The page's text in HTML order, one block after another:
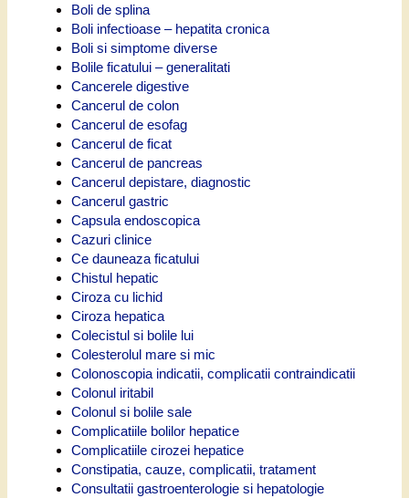
Boli de splina
Boli infectioase – hepatita cronica
Boli si simptome diverse
Bolile ficatului – generalitati
Cancerele digestive
Cancerul de colon
Cancerul de esofag
Cancerul de ficat
Cancerul de pancreas
Cancerul depistare, diagnostic
Cancerul gastric
Capsula endoscopica
Cazuri clinice
Ce dauneaza ficatului
Chistul hepatic
Ciroza cu lichid
Ciroza hepatica
Colecistul si bolile lui
Colesterolul mare si mic
Colonoscopia indicatii, complicatii contraindicatii
Colonul iritabil
Colonul si bolile sale
Complicatiile bolilor hepatice
Complicatiile cirozei hepatice
Constipatia, cauze, complicatii, tratament
Consultatii gastroenterologie si hepatologie